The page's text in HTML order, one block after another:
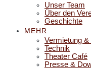
Unser Team
Über den
Geschichte
MEHR
Vermietung
Technik
Theater Café
Presse &